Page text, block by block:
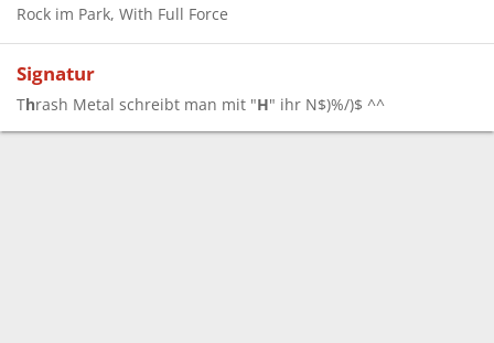
Rock im Park With Full Force
Signatur
Thrash Metal schreibt man mit "H" ihr N$)%/)$ ^^